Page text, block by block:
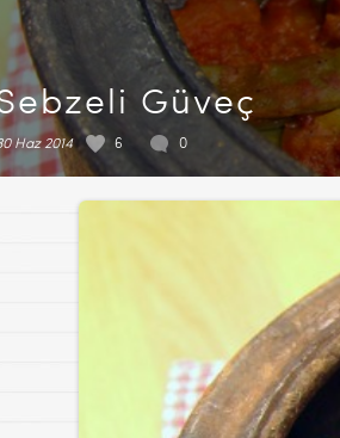
Güveç
Haz 2014 6 0